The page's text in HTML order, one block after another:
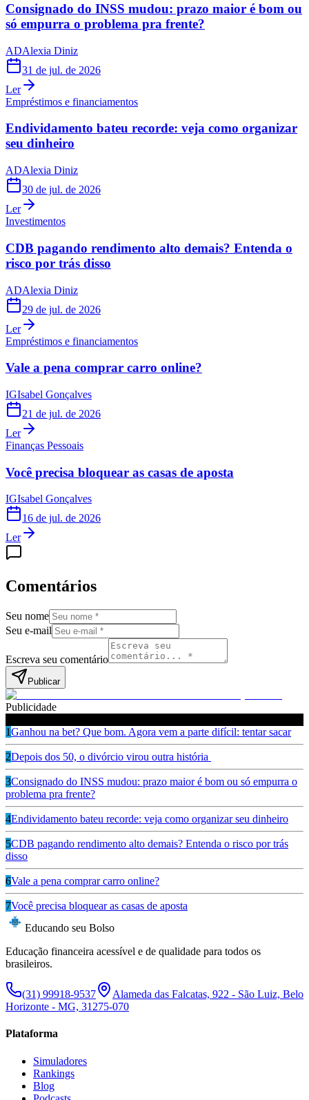
Consignado do INSS mudou: prazo maior é bom ou
só empurra o problema pra frente?
ADAlexia Diniz
31 de jul. de 2026
Ler
Empréstimos e financiamentos
Endividamento bateu recorde: veja como organizar
seu dinheiro
ADAlexia Diniz
30 de jul. de 2026
Ler
Investimentos
CDB pagando rendimento alto demais? Entenda o
risco por trás disso
ADAlexia Diniz
29 de jul. de 2026
Ler
Empréstimos e financiamentos
Vale a pena comprar carro online?
IGIsabel Gonçalves
21 de jul. de 2026
Ler
Finanças Pessoais
Você precisa bloquear as casas de aposta
IGIsabel Gonçalves
16 de jul. de 2026
Ler
Comentários
Seu nome
Seu e-mail
Escreva seu comentário
Publicar
Publicidade
1Ganhou na bet? Que bom. Agora vem a parte difícil: tentar sacar
2Depois dos 50, o divórcio virou outra história
3Consignado do INSS mudou: prazo maior é bom ou só empurra o
problema pra frente?
4Endividamento bateu recorde: veja como organizar seu dinheiro
5CDB pagando rendimento alto demais? Entenda o risco por trás
disso
6Vale a pena comprar carro online?
7Você precisa bloquear as casas de aposta
Educando seu Bolso
Educação financeira acessível e de qualidade para todos os
brasileiros.
(31) 99918-9537
Alameda das Falcatas, 922 - São Luiz, Belo
Horizonte - MG, 31275-070
Plataforma
Simuladores
Rankings
Blog